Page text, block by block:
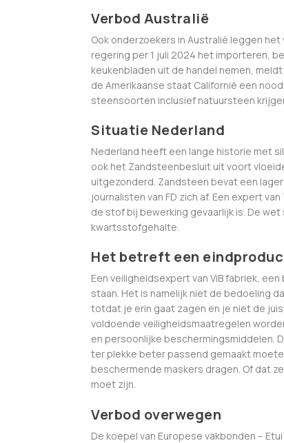
Verbod Australië
Ook onderzoekers in Australië leggen
regering per 1 juli 2024 het importeren,
keukenbladen uit de handel nemen,
de Amerikaanse staat Californië een
steensoorten inclusief natuursteen
Situatie Nederland
Nederland heeft een lange historie met
ook het Zandsteenbesluit uit voort
uitgezonderd. Zandsteen bevat een
journalisten van FD zich af. Een expert
de stof bij bewerking gevaarlijk is. De
kwartsstofgehalte.
Het betreft een
Een veiligheidsexpert van ViB fabriek,
staan. Het is namelijk niet de bedoeling
totdat je erin gaat zagen en je niet de
voldoende veiligheidsmaatregelen
en persoonlijke beschermingsmiddelen.
ter plekke beter passend gemaakt
beschermende maskers dragen. Of dat
moet zijn.
Verbod overwegen
De koepel van Europese vakbonden –